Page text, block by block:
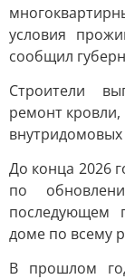
условия
сообщил
Строители
ремонт
До конца 2026
по
последующем
доме по всему
В прошлом